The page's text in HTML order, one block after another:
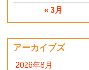
« 3月
アーカイブズ
2026年8月